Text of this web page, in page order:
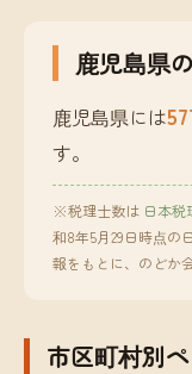
鹿児島県
鹿児島県には
す。
※税理士数は 日本税
和8年5月29日時点の
報をもとに、のどか
市区町村別